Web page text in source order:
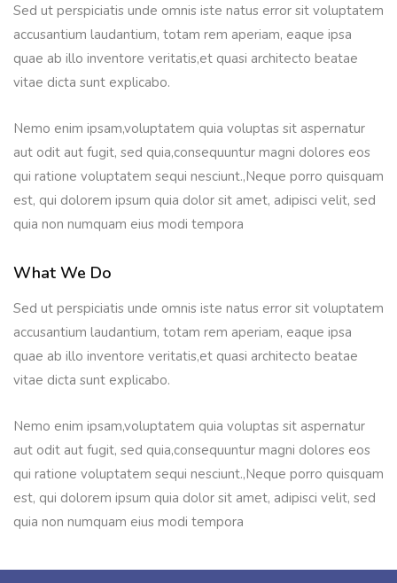
Sed ut perspiciatis unde omnis iste natus error sit voluptatem
accusantium laudantium, totam rem aperiam, eaque ipsa
quae ab illo inventore veritatis,et quasi architecto beatae
vitae dicta sunt explicabo.
Nemo enim ipsam,voluptatem quia voluptas sit aspernatur
aut odit aut fugit, sed quia,consequuntur magni dolores eos
qui ratione voluptatem sequi nesciunt.,Neque porro quisquam
est, qui dolorem ipsum quia dolor sit amet, adipisci velit, sed
quia non numquam eius modi tempora
What We Do
Sed ut perspiciatis unde omnis iste natus error sit voluptatem
accusantium laudantium, totam rem aperiam, eaque ipsa
quae ab illo inventore veritatis,et quasi architecto beatae
vitae dicta sunt explicabo.
Nemo enim ipsam,voluptatem quia voluptas sit aspernatur
aut odit aut fugit, sed quia,consequuntur magni dolores eos
qui ratione voluptatem sequi nesciunt.,Neque porro quisquam
est, qui dolorem ipsum quia dolor sit amet, adipisci velit, sed
quia non numquam eius modi tempora